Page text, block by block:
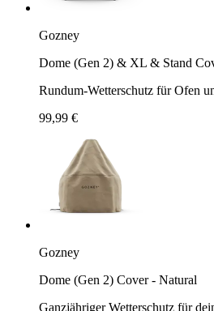
Gozney
Dome (Gen 2) & XL & Stand
Rundum-Wetterschutz für Ofen
99,99 €
Gozney
Dome (Gen 2) Cover - Natural
Ganzjähriger Wetterschutz für